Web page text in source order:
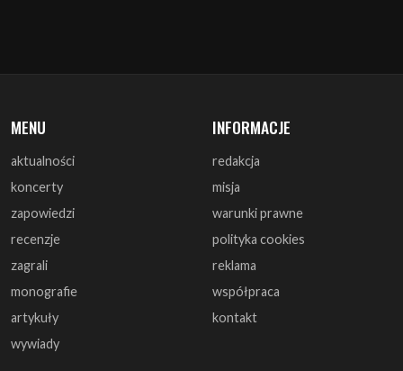
aktualności
zapowiedzi
recenzje
zagrali
monografie
artykuły
wywiady
redakcja
warunki prawne
polityka cookies
reklama
współpraca
kontakt
DOŁĄCZ DO NAS